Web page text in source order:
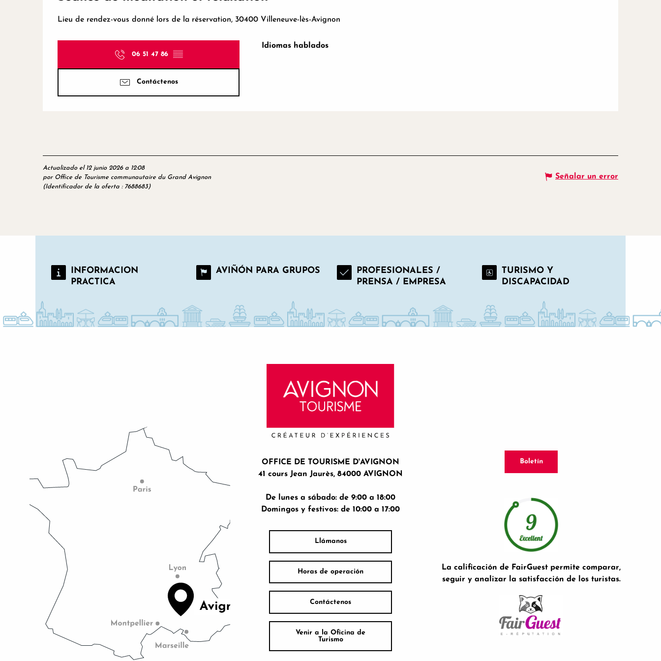
Lieu de rendez-vous donné lors de la réservation, 30400 Villeneuve-lès-Avignon
06 51 47 86 ▒▒
Contáctenos
Idiomas hablados
Idiomas hablados
Actualizado el 12 junio 2026 a 12:08
por Office de Tourisme communautaire du Grand Avignon
(Identificador de la oferta : 7688683)
Señalar un error
INFORMACION
PRACTICA
AVIÑÓN PARA GRUPOS
PROFESIONALES /
PRENSA / EMPRESA
TURISMO Y
DISCAPACIDAD
OFFICE DE TOURISME D'AVIGNON
41 cours Jean Jaurès, 84000 AVIGNON
De lunes a sábado: de 9:00 a 18:00
Domingos y festivos: de 10:00 a 17:00
Llámanos
Horas de operación
Contáctenos
Venir a la Oficina de
Turismo
Boletín
La calificación de FairGuest permite comparar,
seguir y analizar la satisfacción de los turistas.